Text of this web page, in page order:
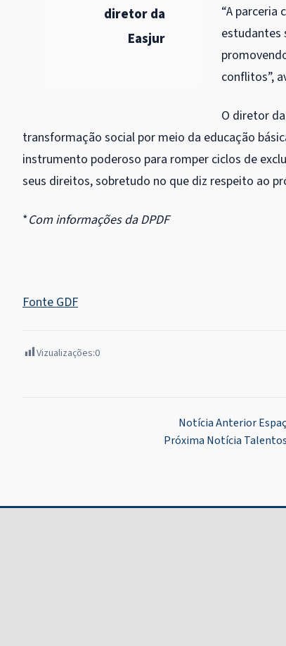
diretor da
Easjur
“A
estudantes
conflitos”,
O diretor
transformação social por meio da educação
instrumento poderoso para romper ciclos de
seus direitos, sobretudo no que diz respeito ao
*Com informações da DPDF
Fonte GDF
Vizualizações:0
Notícia Anterior
Próxima Notícia